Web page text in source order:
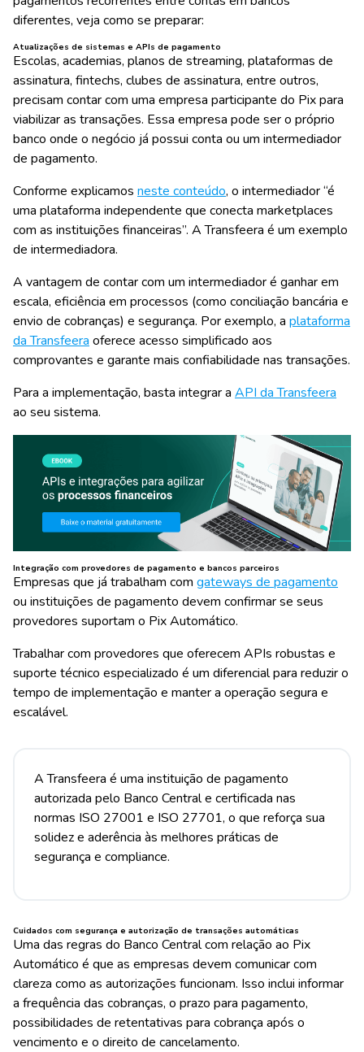
diferentes, veja como se preparar:
Atualizações de sistemas e APIs de pagamento
Escolas, academias, planos de streaming, plataformas de
assinatura, fintechs, clubes de assinatura, entre outros,
precisam contar com uma empresa participante do Pix para
viabilizar as transações. Essa empresa pode ser o próprio
banco onde o negócio já possui conta ou um intermediador
de pagamento.
Conforme explicamos neste conteúdo, o intermediador “é
uma plataforma independente que conecta marketplaces
com as instituições financeiras”. A Transfeera é um exemplo
de intermediadora.
A vantagem de contar com um intermediador é ganhar em
escala, eficiência em processos (como conciliação bancária e
envio de cobranças) e segurança. Por exemplo, a plataforma
da Transfeeraoferece acesso simplificado aos
comprovantes e garante mais confiabilidade nas transações.
Para a implementação, basta integrar a API da Transfeera
ao seu sistema.
Integração com provedores de pagamento e bancos parceiros
Empresas que já trabalham com gateways de pagamento
ou instituições de pagamento devem confirmar se seus
provedores suportam o Pix Automático.
Trabalhar com provedores que oferecem APIs robustas e
suporte técnico especializado é um diferencial para reduzir o
tempo de implementação e manter a operação segura e
escalável.
A Transfeera é uma instituição de pagamento
autorizada pelo Banco Central e certificada nas
normas ISO 27001 e ISO 27701, o que reforça sua
solidez e aderência às melhores práticas de
segurança e compliance.
Cuidados com segurança e autorização de transações automáticas
Uma das regras do Banco Central com relação ao Pix
Automático é que as empresas devem comunicar com
clareza como as autorizações funcionam. Isso inclui informar
a frequência das cobranças, o prazo para pagamento,
possibilidades de retentativas para cobrança após o
vencimento e o direito de cancelamento.